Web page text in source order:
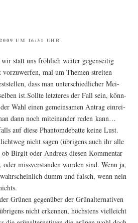
UM 16:31 UHR
statt uns fröh­lich wei­ter gegen­sei­tig
mal um The­men strei­ten
dass man unter­schied­li­cher Mei­
ist.Sollte letz­te­res der Fall sein, könn­
Wahl einen gemein­sa­men Antrag ein­rei­
dann noch mit­ein­an­der reden kann…
auf die­se Phan­tom­de­bat­te kei­ne Lust.
nicht sagen (übri­gens auch ihr alle
Bir­git oder Andre­as die­sen Kom­men­tar
oder miss­ver­stan­den wor­den sind. Wenn ja,
dumm und falsch, wenn nein
Grü­nen gegen­über der Grün­al­ter­na­ti­ven
nicht erken­nen, höchs­tens viel­leicht